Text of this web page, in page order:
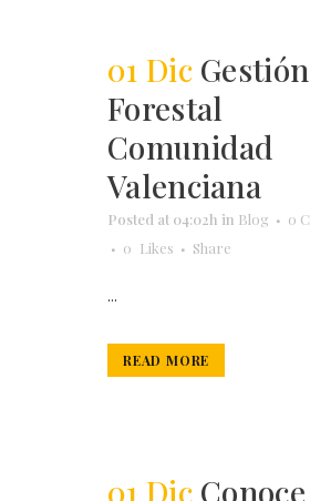
01 Dic Gestión
Forestal
Comunidad
Valenciana
Posted at 04:02h in Blog
0
0 Likes Share
...
READ MORE
01 Dic Conoce